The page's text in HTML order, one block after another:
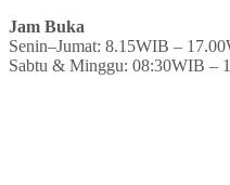
Jam Buka
Senin–Jumat: 8.15WIB –
Sabtu & Minggu: 08:30WIB –